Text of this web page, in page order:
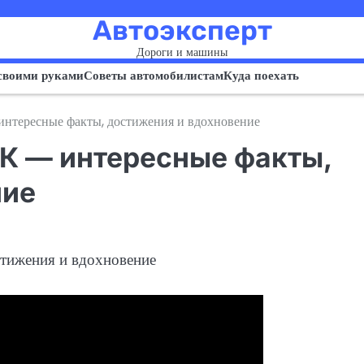
Автоэксперт
Дороги и машины
рукамиСоветы автомобилистамКуда поехать
факты, достижения и вдохновение
— интересные факты,